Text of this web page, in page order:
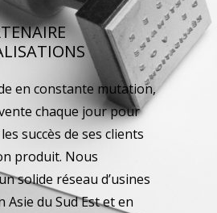
en constante mutation,
chaque jour pour
succès de ses clients
produit. Nous
solide réseau d’usines
Asie du Sud Est et en